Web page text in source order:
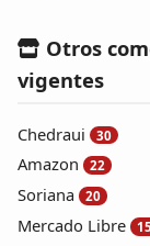
Otros
vigentes
Chedraui 30
Amazon 22
Soriana 20
Mercado Libre 15